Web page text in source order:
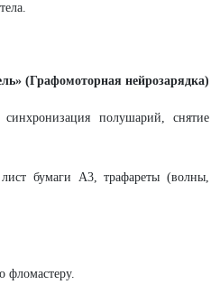
(Графомоторная нейрозарядка)
полушарий, снятие
бумаги А3, трафареты (волны,
фломастеру.